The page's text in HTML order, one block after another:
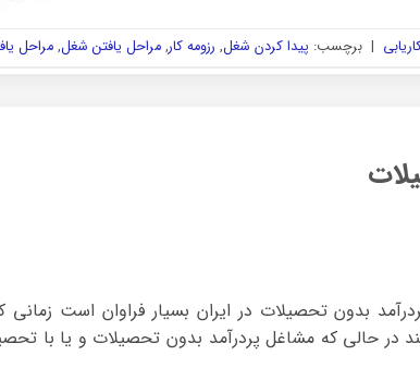
| برچسب: پیدا کردن شغل, رزومه کار,مراحل یافتن شغل,مراحل
بدون تحصیلات در ایران بسیار فراوان است
در حالی که مشاغل پردرآمد بدون تحصیلات و یا با